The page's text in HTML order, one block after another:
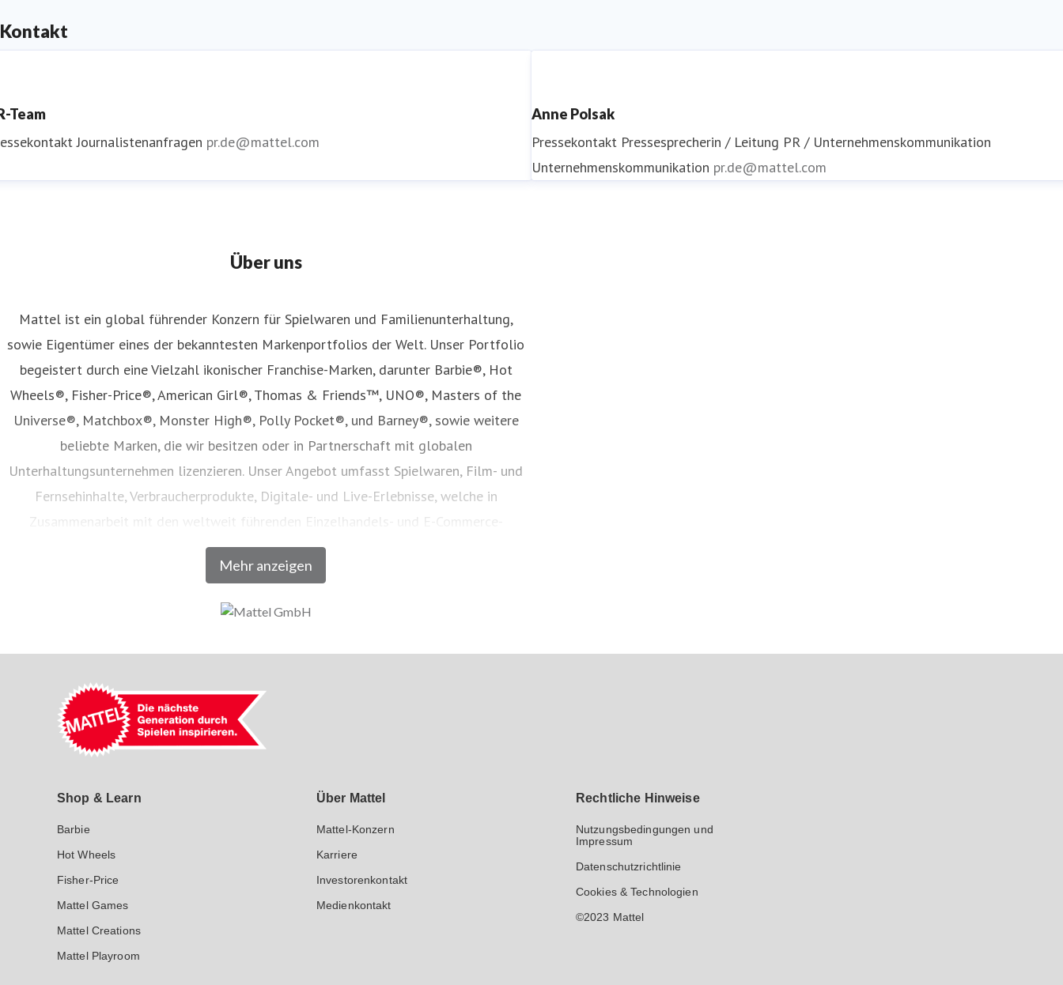
Kontakt
Team
Journalistenanfragen pr.de@mattel.com
Anne Polsak
Pressekontakt Pressesprecherin / Leitung PR / Unternehmenskommunikation
Unternehmenskommunikation pr.de@mattel.com
Über uns
Mehr anzeigen
Mattel ist ein global führender Konzern für Spielwaren und Familienunterhaltung,
sowie Eigentümer eines der bekanntesten Markenportfolios der Welt. Unser Portfolio
begeistert durch eine Vielzahl ikonischer Franchise-Marken, darunter Barbie®, Hot
Wheels®, Fisher-Price®, American Girl®, Thomas & Friends™, UNO®, Masters of the
Universe®, Matchbox®, Monster High®, Polly Pocket®, und Barney®, sowie weitere
beliebte Marken, die wir besitzen oder in Partnerschaft mit globalen
Unterhaltungsunternehmen lizenzieren. Unser Angebot umfasst Spielwaren, Film- und
Fernsehinhalte, Verbraucherprodukte, Digitale- und Live-Erlebnisse, welche in
Zusammenarbeit mit den weltweit führenden Einzelhandels- und E-Commerce-
Unternehmen vertrieben werden. Seit seiner Gründung im Jahr 1945 inspiriert Mattel
Generationen dazu, den Zauber der Kindheit zu entdecken und bestärkt Kinder darin, ihr
Mattel GmbH